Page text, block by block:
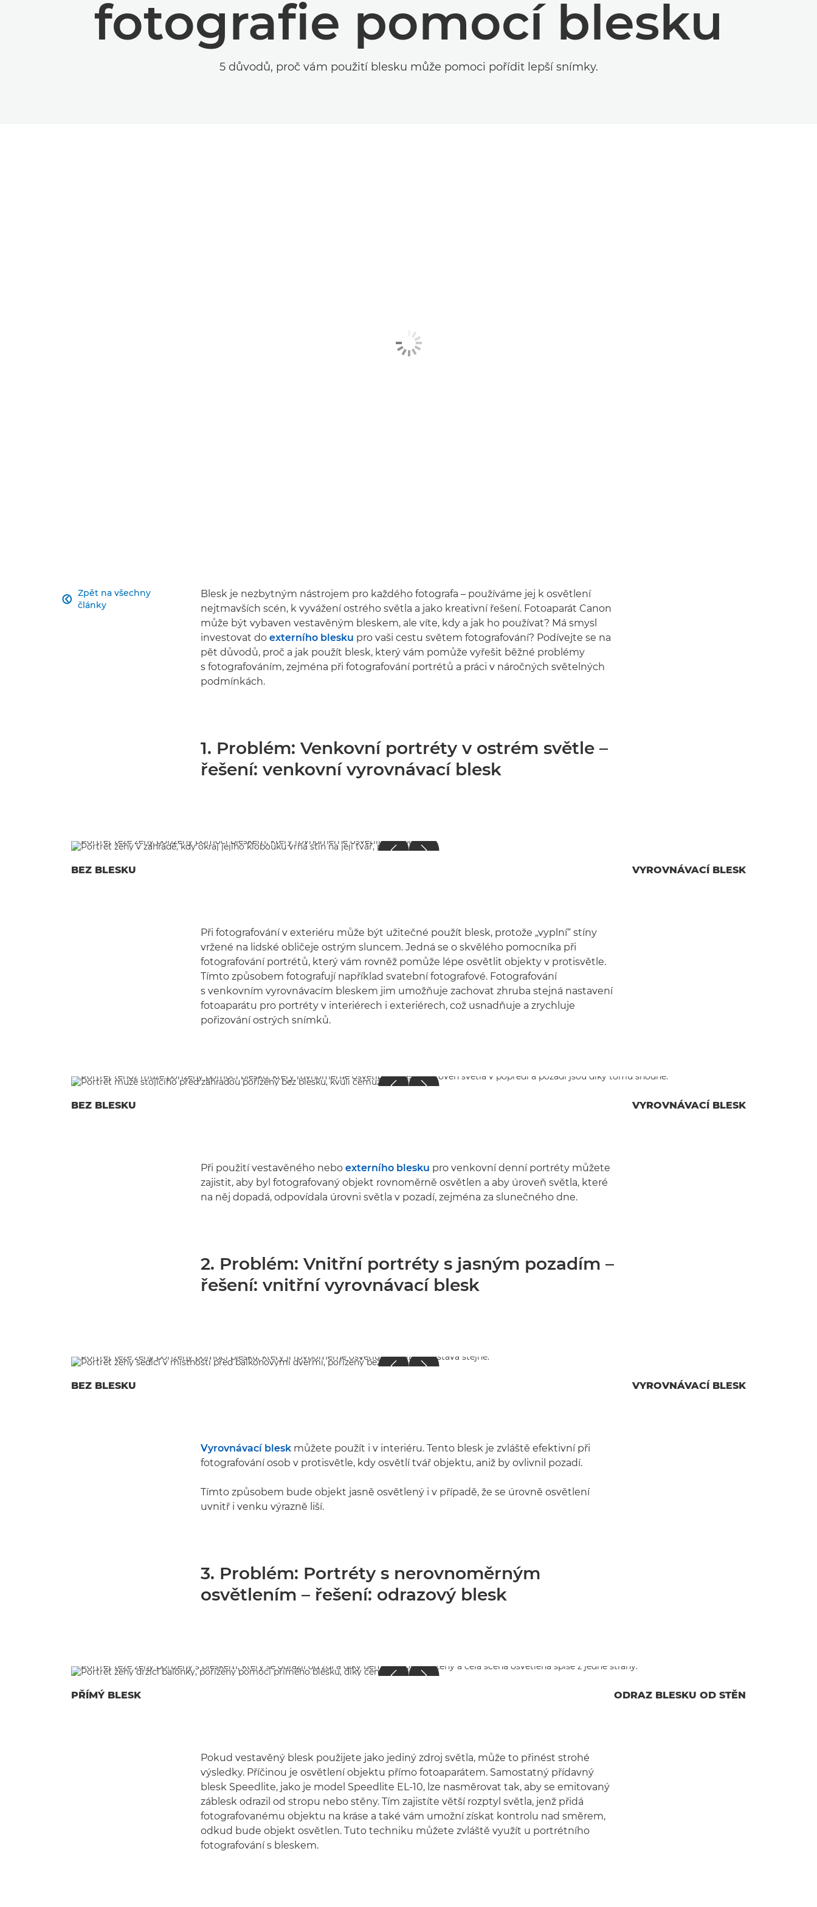
fotografie pomocí blesku
5 důvodů, proč vám použití blesku může pomoci pořídit lepší snímky.
Zpět na všechny
články

Blesk je nezbytným nástrojem pro každého fotografa – používáme jej k osvětlení
nejtmavších scén, k vyvážení ostrého světla a jako kreativní řešení. Fotoaparát Canon
může být vybaven vestavěným bleskem, ale víte, kdy a jak ho používat? Má smysl
investovat do externího blesku pro vaši cestu světem fotografování? Podívejte se na
pět důvodů, proč a jak použít blesk, který vám pomůže vyřešit běžné problémy
s fotografováním, zejména při fotografování portrétů a práci v náročných světelných
podmínkách.
1. Problém: Venkovní portréty v ostrém světle –
řešení: venkovní vyrovnávací blesk
BEZ BLESKU VYROVNÁVACÍ BLESK
Při fotografování v exteriéru může být užitečné použít blesk, protože „vyplní“ stíny
vržené na lidské obličeje ostrým sluncem. Jedná se o skvělého pomocníka při
fotografování portrétů, který vám rovněž pomůže lépe osvětlit objekty v protisvětle.
Tímto způsobem fotografují například svatební fotografové. Fotografování
s venkovním vyrovnávacím bleskem jim umožňuje zachovat zhruba stejná nastavení
fotoaparátu pro portréty v interiérech i exteriérech, což usnadňuje a zrychluje
pořizování ostrých snímků.
BEZ BLESKU VYROVNÁVACÍ BLESK
Při použití vestavěného nebo externího blesku pro venkovní denní portréty můžete
zajistit, aby byl fotografovaný objekt rovnoměrně osvětlen a aby úroveň světla, které
na něj dopadá, odpovídala úrovni světla v pozadí, zejména za slunečného dne.
2. Problém: Vnitřní portréty s jasným pozadím –
řešení: vnitřní vyrovnávací blesk
BEZ BLESKU VYROVNÁVACÍ BLESK
Vyrovnávací blesk můžete použít i v interiéru. Tento blesk je zvláště efektivní při
fotografování osob v protisvětle, kdy osvětlí tvář objektu, aniž by ovlivnil pozadí.
Tímto způsobem bude objekt jasně osvětlený i v případě, že se úrovně osvětlení
uvnitř i venku výrazně liší.
3. Problém: Portréty s nerovnoměrným
osvětlením – řešení: odrazový blesk
PŘÍMÝ BLESK ODRAZ BLESKU OD STĚN
Pokud vestavěný blesk použijete jako jediný zdroj světla, může to přinést strohé
výsledky. Příčinou je osvětlení objektu přímo fotoaparátem. Samostatný přídavný
blesk Speedlite, jako je model Speedlite EL-10, lze nasměrovat tak, aby se emitovaný
záblesk odrazil od stropu nebo stěny. Tím zajistíte větší rozptyl světla, jenž přidá
fotografovanému objektu na kráse a také vám umožní získat kontrolu nad směrem,
odkud bude objekt osvětlen. Tuto techniku můžete zvláště využít u portrétního
fotografování s bleskem.